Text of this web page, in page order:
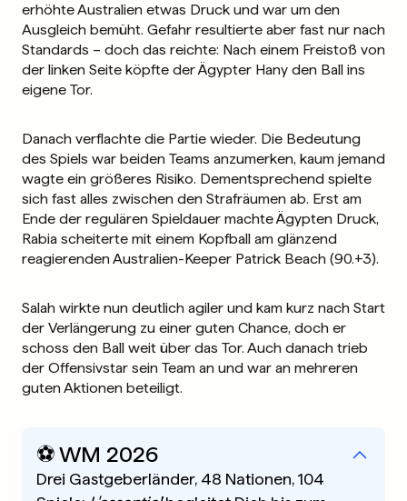
erhöhte Australien etwas Druck und war um den
Ausgleich bemüht. Gefahr resultierte aber fast nur nach
Standards – doch das reichte: Nach einem Freistoß von
der linken Seite köpfte der Ägypter Hany den Ball ins
eigene Tor.
Danach verflachte die Partie wieder. Die Bedeutung
des Spiels war beiden Teams anzumerken, kaum jemand
wagte ein größeres Risiko. Dementsprechend spielte
sich fast alles zwischen den Strafräumen ab. Erst am
Ende der regulären Spieldauer machte Ägypten Druck,
Rabia scheiterte mit einem Kopfball am glänzend
reagierenden Australien-Keeper Patrick Beach (90.+3).
Salah wirkte nun deutlich agiler und kam kurz nach Start
der Verlängerung zu einer guten Chance, doch er
schoss den Ball weit über das Tor. Auch danach trieb
der Offensivstar sein Team an und war an mehreren
guten Aktionen beteiligt.
⚽️ WM 2026
Drei Gastgeberländer, 48 Nationen, 104